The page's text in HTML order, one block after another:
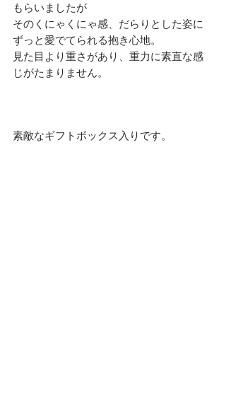
もらいましたが
そのくにゃくにゃ感、だらりとした姿に
ずっと愛でてられる抱き心地。
見た目より重さがあり、重力に素直な感
じがたまりません。
素敵なギフトボックス入りです。